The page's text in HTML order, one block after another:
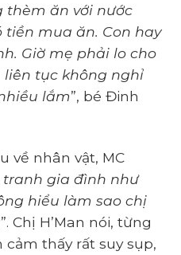
thèm ăn với nước
mua ăn. Con hay
Giờ mẹ phải lo cho
tục không nghỉ
lắm”, bé Đinh
về nhân vật, MC
tranh gia đình như
hiểu làm sao chị
”. Chị H’Man nói, từng
thấy rất suy sụp,